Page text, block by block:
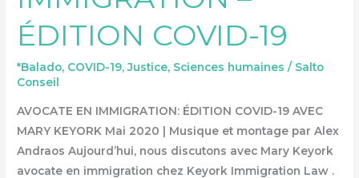
ÉDITION COVID-19
*Balado, COVID-19,Justice, Sciences humaines / Salto
Conseil
AVOCATE EN IMMIGRATION: ÉDITION COVID-19 AVEC
MARY KEYORK Mai 2020 | Musique et montage par Alex
Andraos Aujourd’hui, nous discutons avec Mary Keyork
avocate en immigration chez Keyork Immigration Law .
19